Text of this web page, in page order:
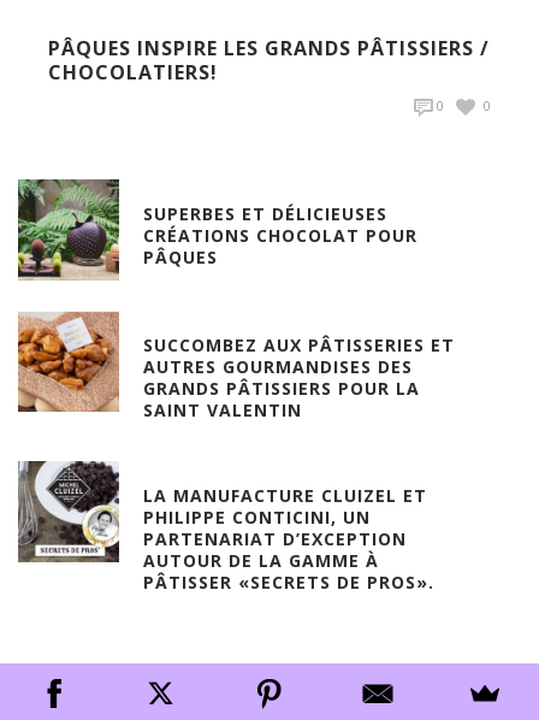
PÂQUES INSPIRE LES GRANDS PÂTISSIERS /
CHOCOLATIERS!
0 0
SUPERBES ET DÉLICIEUSES
CRÉATIONS CHOCOLAT POUR
PÂQUES
SUCCOMBEZ AUX PÂTISSERIES ET
AUTRES GOURMANDISES DES
GRANDS PÂTISSIERS POUR LA
SAINT VALENTIN
LA MANUFACTURE CLUIZEL ET
PHILIPPE CONTICINI, UN
PARTENARIAT D’EXCEPTION
AUTOUR DE LA GAMME À
PÂTISSER «SECRETS DE PROS».